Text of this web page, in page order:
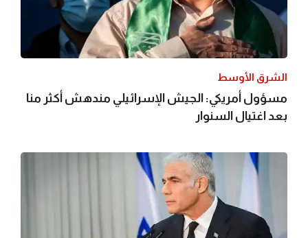
الشرق الأوسط
مسؤول أمريكي: الجيش الإسرائيلي مندهش أكثر منا
بعد اغتيال السنوار